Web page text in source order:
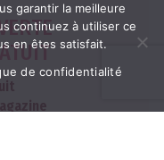
garantir la meilleure
continuez à utiliser ce
en êtes satisfait.
de confidentialité